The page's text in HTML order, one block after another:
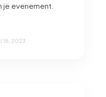
je evenement.
18, 2023